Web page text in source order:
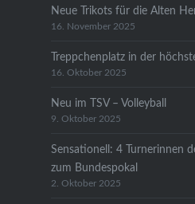
Neue Trikots für die Alten
16. November 2025
Treppchenplatz in der
16. Oktober 2025
Neu im TSV – Volleyball
9. Oktober 2025
Sensationell: 4 Turnerinnen
zum Bundespokal
2. Oktober 2025